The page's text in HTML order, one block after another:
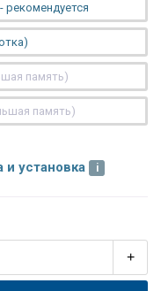
рекомендуется
память)
память)
и установка
+